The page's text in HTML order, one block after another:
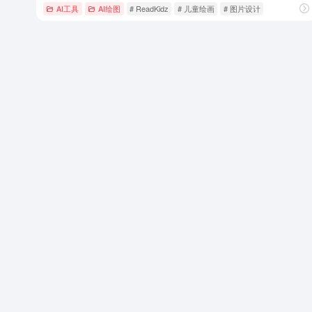
AI工具 AI绘图 # ReadKidz # 儿童绘画 # 图片设计